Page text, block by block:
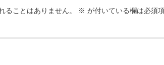
ることはありません。 ※ が付いている欄は必須